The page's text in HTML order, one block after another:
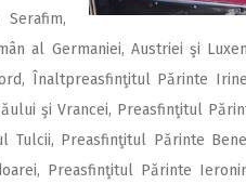
al Germaniei, Austriei şi
Înaltpreasfinţitul Părinte
şi Vrancei, Preasfinţitul
Tulcii, Preasfinţitul Pă­rinte
Preasfinţitul Părinte